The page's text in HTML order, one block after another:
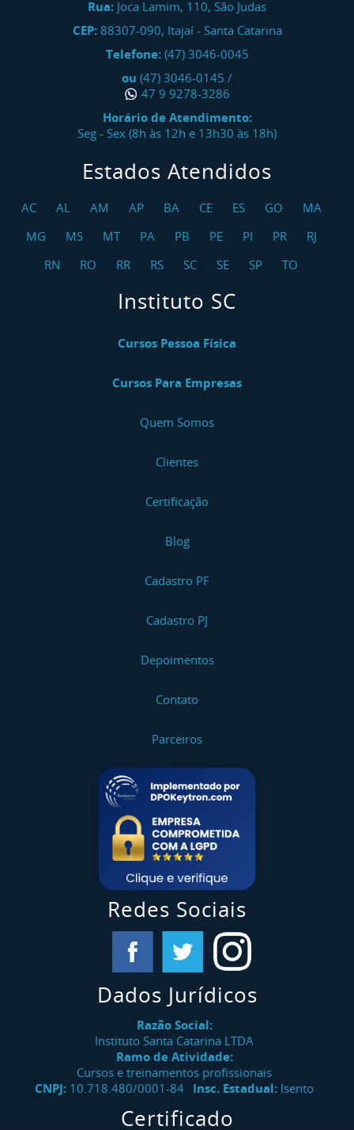
Rua: Joca Lamim, 110, São Judas
CEP: 88307-090, Itajaí- Santa Catarina
Telefone: (47) 3046-0045
ou (47) 3046-0145 /
47 9 9278-3286
Horário de Atendimento:
Seg - Sex (8h às 12h e 13h30 às 18h)
Estados Atendidos
AC AL AM AP BA CE ES GO
MA
MG
MS MT PA PB PE PI PR
RJ
RN
RO RR RS SC SE SP TO
Instituto SC
Cursos Pessoa Física
Cursos Para Empresas
Quem Somos
Clientes
Certificação
Blog
Cadastro PF
Cadastro PJ
Depoimentos
Contato
Parceiros
Redes Sociais
Dados Jurídicos
Razão Social:
Instituto Santa Catarina LTDA
Ramo de Atividade:
Cursos e treinamentos profissionais
CNPJ: 10.718.480/0001-84 Insc. Estadual: Isento
Certificado